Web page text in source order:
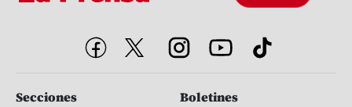
Secciones Boletines